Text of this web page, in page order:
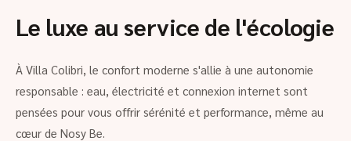
Le luxe au service de l'écologie
À Villa Colibri, le confort moderne s'allie à une autonomie
responsable : eau, électricité et connexion internet sont
pensées pour vous offrir sérénité et performance, même au
cœur de Nosy Be.